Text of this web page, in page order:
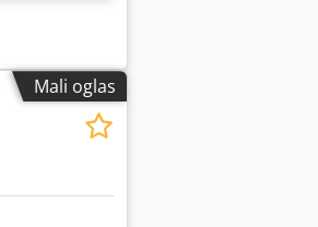
Mali oglas